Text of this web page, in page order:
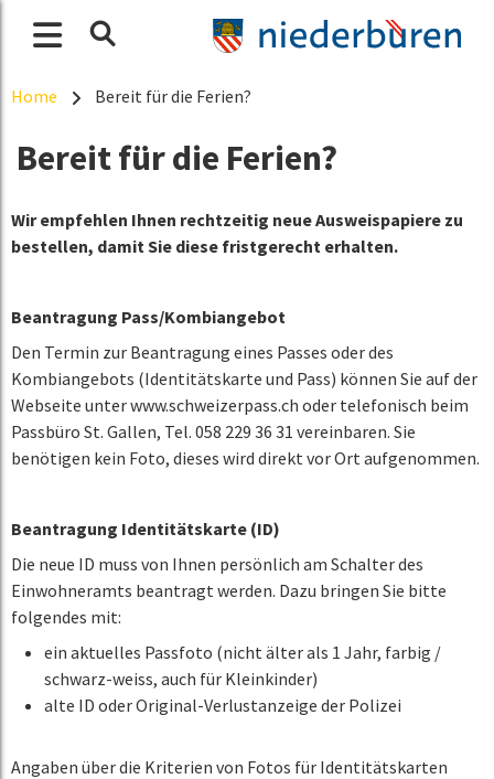
Home Bereit für die Ferien?
Bereit für die Ferien?
Wir empfehlen Ihnen rechtzeitig neue Ausweispapiere zu
bestellen, damit Sie diese fristgerecht erhalten.
Beantragung Pass/Kombiangebot
Den Termin zur Beantragung eines Passes oder des
Kombiangebots (Identitätskarte und Pass) können Sie auf der
Webseite unter www.schweizerpass.ch oder telefonisch beim
Passbüro St. Gallen, Tel. 058 229 36 31 vereinbaren. Sie
benötigen kein Foto, dieses wird direkt vor Ort aufgenommen.
Beantragung Identitätskarte (ID)
Die neue ID muss von Ihnen persönlich am Schalter des
Einwohneramts beantragt werden. Dazu bringen Sie bitte
folgendes mit:
ein aktuelles Passfoto (nicht älter als 1 Jahr, farbig /
schwarz-weiss, auch für Kleinkinder)
alte ID oder Original-Verlustanzeige der Polizei
Angaben über die Kriterien von Fotos für Identitätskarten